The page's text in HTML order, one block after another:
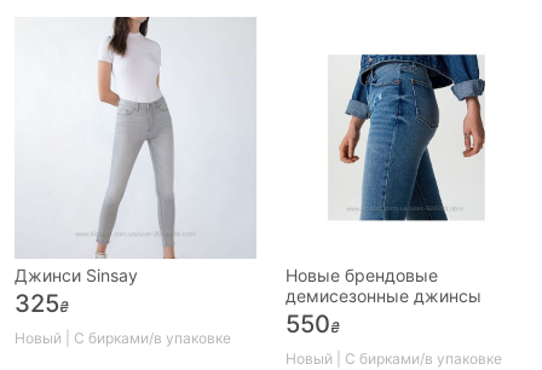
Джинси Sinsay
325₴
Новый | С бирками/в упаковке
Новые брендовые
демисезонные джинсы
550₴
Новый | С бирками/в упаковке